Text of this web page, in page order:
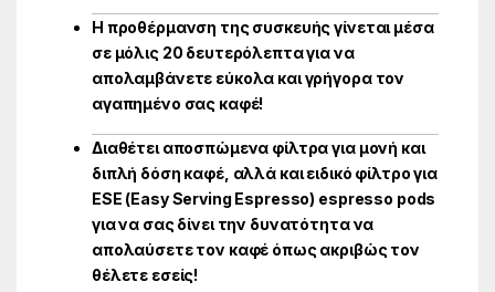
Η προθέρμανση της συσκευής γίνεται μέσα
σε μόλις 20 δευτερόλεπτα για να
απολαμβάνετε εύκολα και γρήγορα τον
αγαπημένο σας καφέ!
Διαθέτει αποσπώμενα φίλτρα για μονή και
διπλή δόση καφέ, αλλά και ειδικό φίλτρο για
ESE (Easy Serving Espresso) espresso pods
για να σας δίνει την δυνατότητα να
απολαύσετε τον καφέ όπως ακριβώς τον
θέλετε εσείς!